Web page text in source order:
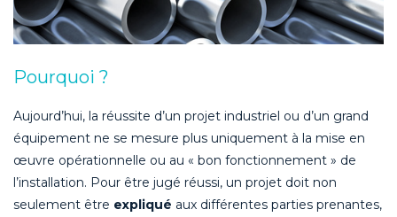
Pourquoi ?
Aujourd’hui, la réussite d’un projet industriel ou d’un grand
équipement ne se mesure plus uniquement à la mise en
œuvre opérationnelle ou au « bon fonctionnement » de
l’installation. Pour être jugé réussi, un projet doit non
seulement être expliqué aux différentes parties prenantes,